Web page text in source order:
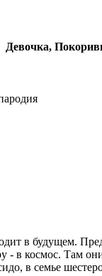
Девочка,
в будущем.
в космос. Там
в семье